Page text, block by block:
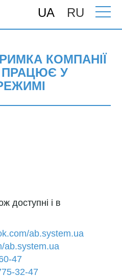
UA RU
>Підтримка>Консультації>
КОМПАНІЇ
ПРАЦЮЄ У
доступні і в
ab.system.ua
ab.system.ua
47
32-47